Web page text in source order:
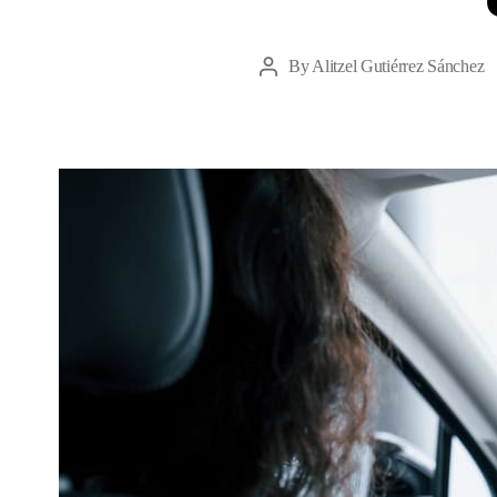
PostByAlitzel Gutiérrez Sánchez